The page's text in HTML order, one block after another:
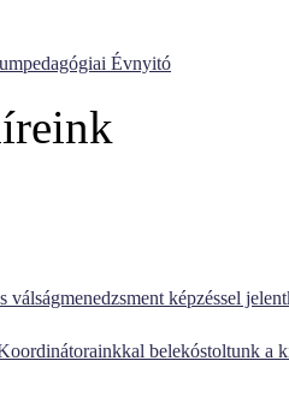
Évnyitó
válságmenedzsment képzéssel
belekóstoltunk a